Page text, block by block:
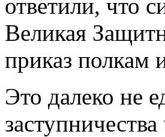
ответили, что
Великая
приказ полкам
Это далеко не